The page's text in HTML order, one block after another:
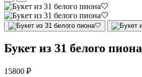
Букет из 31 белого
15800 ₽